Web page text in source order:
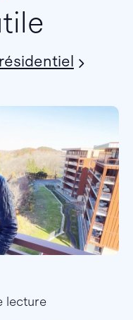
lecture